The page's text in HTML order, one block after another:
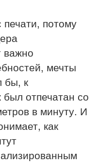
печати, потому
важно
мечты
бы, к
отпечатан со
в минуту. И
как